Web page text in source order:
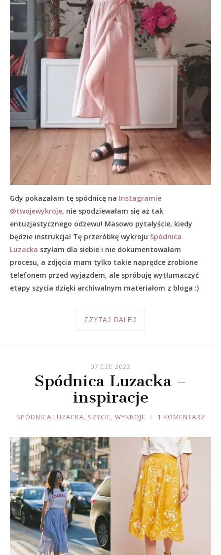
Gdy pokazałam tę spódnicę na Instagramie
@twojewykroje, nie spodziewałam się aż tak
entuzjastycznego odzewu! Masowo pytałyście, kiedy
będzie instrukcja! Tę przeróbkę wykroju Spódnica
Luzacka szyłam dla siebie i nie dokumentowałam
procesu, a zdjęcia mam tylko takie naprędce zrobione
telefonem przed wyjazdem, ale spróbuję wytłumaczyć
etapy szycia dzięki archiwalnym materiałom z bloga :)
CZYTAJ DALEJ
07 CZE 2022
Spódnica Luzacka –
inspiracje
JOULE
SPÓDNICA LUZACKA, SZYCIE, WYKROJE 1 KOMENTARZ